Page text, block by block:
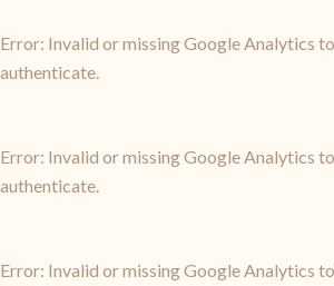
Error: Invalid or missing Google Analytics
authenticate.
Error: Invalid or missing Google Analytics
authenticate.
Error: Invalid or missing Google Analytics